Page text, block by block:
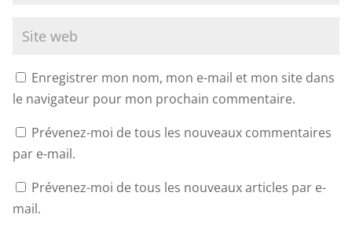
Enregistrer mon nom, mon e-mail et mon site dans
le navigateur pour mon prochain commentaire.
Prévenez-moi de tous les nouveaux commentaires
par e-mail.
Prévenez-moi de tous les nouveaux articles par e-
mail.